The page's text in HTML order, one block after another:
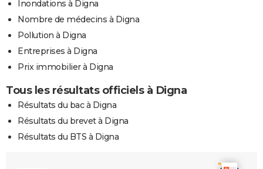
Inondations à Digna
Nombre de médecins à Digna
Pollution à Digna
Entreprises à Digna
Prix immobilier à Digna
Tous les résultats officiels à Digna
Résultats du bac à Digna
Résultats du brevet à Digna
Résultats du BTS à Digna